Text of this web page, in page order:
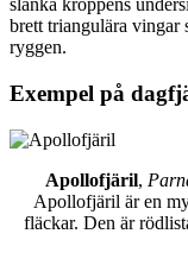
slanka kroppens
brett triangulära vingar
ryggen.
Exempel på
Apollofjäril,
Apollofjäril är en
fläckar. Den är